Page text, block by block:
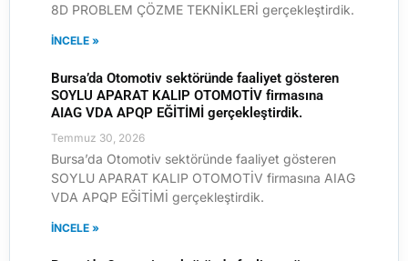
8D PROBLEM ÇÖZME TEKNİKLERİ gerçekleştirdik.
İNCELE »
Bursa’da Otomotiv sektöründe faaliyet gösteren
SOYLU APARAT KALIP OTOMOTİV firmasına
AIAG VDA APQP EĞİTİMİ gerçekleştirdik.
Temmuz 30, 2026
Bursa’da Otomotiv sektöründe faaliyet gösteren
SOYLU APARAT KALIP OTOMOTİV firmasına AIAG
VDA APQP EĞİTİMİ gerçekleştirdik.
İNCELE »